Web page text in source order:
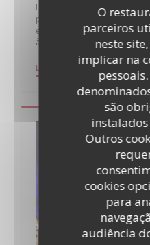
O
parceiros
neste
implicar na
são
Outros
cookies
para
audiência
Le 25 février 2020 la
plantation symbolique de
étape d’un projet qui vise à
à Issy, aujourd'hui
LER O ARTIGO((ABRE NUMA